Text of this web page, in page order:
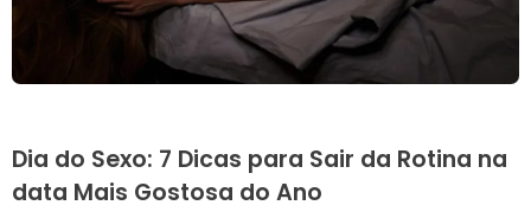
Dia do Sexo: 7 Dicas para Sair da Rotina na
data Mais Gostosa do Ano